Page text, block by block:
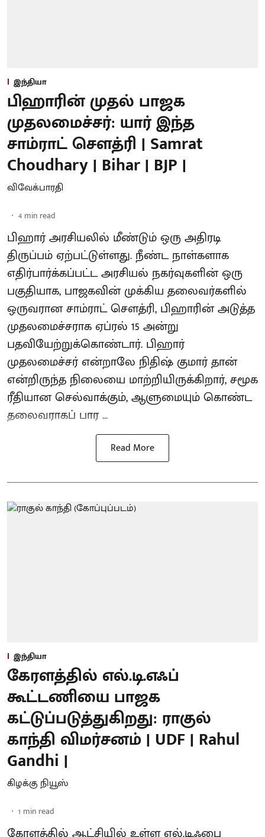
இந்தியா
பிஹாரின் முதல் பாஜக
முதலமைச்சர்: யார் இந்த
சாம்ராட் சௌத்ரி | Samrat
Choudhary | Bihar | BJP |
விவேக்பாரதி
4 min read
பிஹார் அரசியலில் மீண்டும் ஒரு அதிரடி
திருப்பம் ஏற்பட்டுள்ளது. நீண்ட நாள்களாக
எதிர்பார்க்கப்பட்ட அரசியல் நகர்வுகளின் ஒரு
பகுதியாக, பாஜகவின் முக்கிய தலைவர்களில்
ஒருவரான சாம்ராட் சௌத்ரி, பிஹாரின் அடுத்த
முதலமைச்சராக ஏப்ரல் 15 அன்று
பதவியேற்றுக்கொண்டார். பிஹார்
முதலமைச்சர் என்றாலே நிதிஷ் குமார் தான்
என்றிருந்த நிலையை மாற்றியிருக்கிறார், சமூக
ரீதியான செல்வாக்கும், ஆளுமையும் கொண்ட
தலைவராகப் பார ...
Read More
இந்தியா
கேரளத்தில் எல்.டி.எஃப்
கூட்டணியை பாஜக
கட்டுப்படுத்துகிறது: ராகுல்
காந்தி விமர்சனம் | UDF | Rahul
Gandhi |
கிழக்கு நியூஸ்
1 min read